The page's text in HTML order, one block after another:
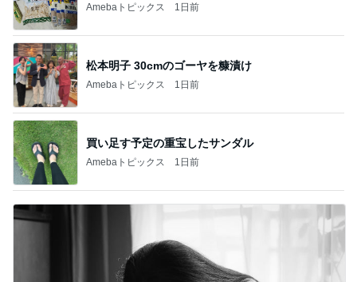
Amebaトピックス 1日前
松本明子 30cmのゴーヤを糠漬け
Amebaトピックス 1日前
買い足す予定の重宝したサンダル
Amebaトピックス 1日前